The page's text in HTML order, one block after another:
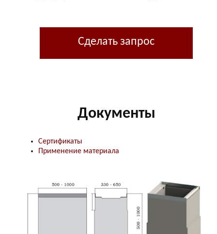
Сделать запрос
Документы
Сертификаты
Применение материала